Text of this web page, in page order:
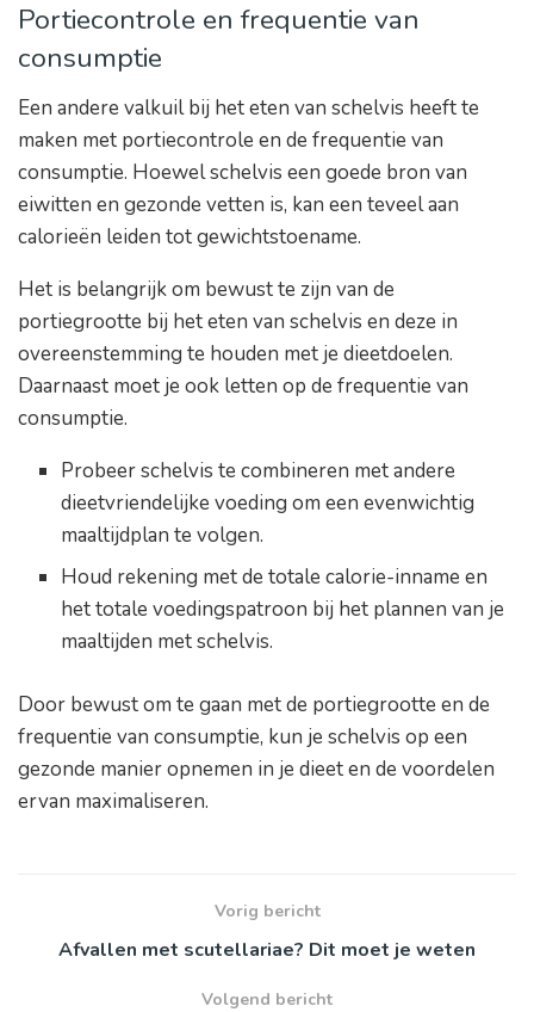
Portiecontrole en frequentie van
consumptie
Een andere valkuil bij het eten van schelvis heeft te
maken met portiecontrole en de frequentie van
consumptie. Hoewel schelvis een goede bron van
eiwitten en gezonde vetten is, kan een teveel aan
calorieën leiden tot gewichtstoename.
Het is belangrijk om bewust te zijn van de
portiegrootte bij het eten van schelvis en deze in
overeenstemming te houden met je dieetdoelen.
Daarnaast moet je ook letten op de frequentie van
consumptie.
Probeer schelvis te combineren met andere
dieetvriendelijke voeding om een evenwichtig
maaltijdplan te volgen.
Houd rekening met de totale calorie-inname en
het totale voedingspatroon bij het plannen van je
maaltijden met schelvis.
Door bewust om te gaan met de portiegrootte en de
frequentie van consumptie, kun je schelvis op een
gezonde manier opnemen in je dieet en de voordelen
ervan maximaliseren.
Vorig bericht
Afvallen met scutellariae? Dit moet je weten
Volgend bericht